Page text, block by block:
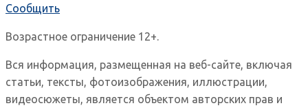
Сообщить
Возрастное ограничение 12+.
Вся информация, размещенная на веб-сайте, включая
статьи, тексты, фотоизображения, иллюстрации,
видеосюжеты, является объектом авторских прав и